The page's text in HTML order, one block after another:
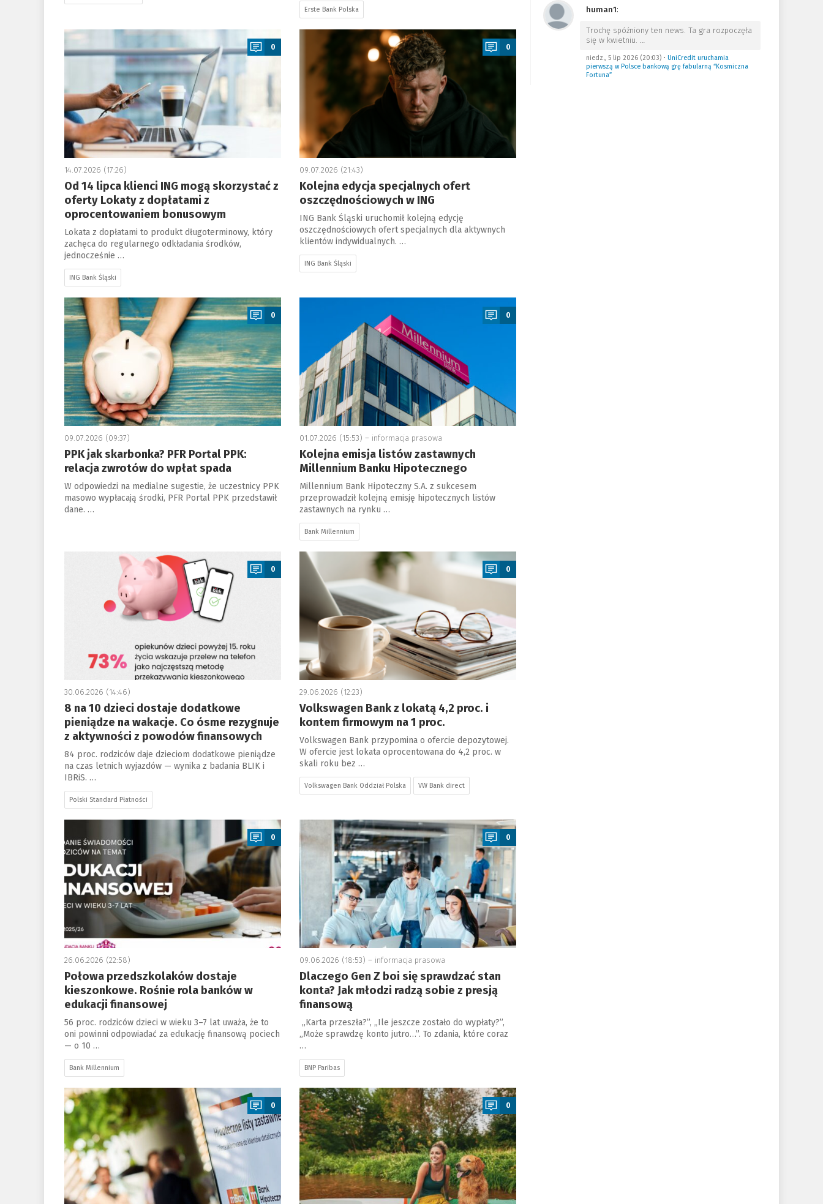
Erste Bank Polska
a
0
14.07.2026 (17:26)
Od 14 lipca klienci ING mogą skorzystać z
oferty Lokaty z dopłatami z
oprocentowaniem bonusowym
Lokata z dopłatami to produkt długoterminowy, który
zachęca do regularnego odkładania środków,
jednocześnie …
ING Bank Śląski
a
0
09.07.2026 (21:43)
Kolejna edycja specjalnych ofert
oszczędnościowych w ING
ING Bank Śląski uruchomił kolejną edycję
oszczędnościowych ofert specjalnych dla aktywnych
klientów indywidualnych. …
ING Bank Śląski
a
0
09.07.2026 (09:37)
PPK jak skarbonka? PFR Portal PPK:
relacja zwrotów do wpłat spada
W odpowiedzi na medialne sugestie, że uczestnicy PPK
masowo wypłacają środki, PFR Portal PPK przedstawił
dane. …
a
0
01.07.2026 (15:53) – informacja prasowa
Kolejna emisja listów zastawnych
Millennium Banku Hipotecznego
Millennium Bank Hipoteczny S.A. z sukcesem
przeprowadził kolejną emisję hipotecznych listów
zastawnych na rynku …
Bank Millennium
0
30.06.2026 (14:46)
8 na 10 dzieci dostaje dodatkowe
pieniądze na wakacje. Co ósme rezygnuje
z aktywności z powodów finansowych
84 proc. rodziców daje dzieciom dodatkowe pieniądze
na czas letnich wyjazdów — wynika z badania BLIK i
IBRiS. …
Polski Standard Płatności
a
0
29.06.2026 (12:23)
Volkswagen Bank z lokatą 4,2 proc. i
kontem firmowym na 1 proc.
Volkswagen Bank przypomina o ofercie depozytowej.
W ofercie jest lokata oprocentowana do 4,2 proc. w
skali roku bez …
Volkswagen Bank Oddział Polska VW Bank direct
a
0
26.06.2026 (22:58)
Połowa przedszkolaków dostaje
kieszonkowe. Rośnie rola banków w
edukacji finansowej
56 proc. rodziców dzieci w wieku 3–7 lat uważa, że to
oni powinni odpowiadać za edukację finansową pociech
— o 10 …
Bank Millennium
a
0
09.06.2026 (18:53) – informacja prasowa
Dlaczego Gen Z boi się sprawdzać stan
konta? Jak młodzi radzą sobie z presją
finansową
„Karta przeszła?”, „Ile jeszcze zostało do wypłaty?”,
„Może sprawdzę konto jutro…”. To zdania, które coraz
…
BNP Paribas
a
0
a
0
human1:
Trochę spóźniony ten news. Ta gra rozpoczęła
się w kwietniu. …
niedz., 5 lip 2026 (20:03)• UniCredit uruchamia
pierwszą w Polsce bankową grę fabularną “Kosmiczna
Fortuna”